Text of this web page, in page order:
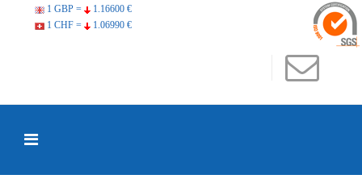
1 GBP =
1.16600 €
1 CHF =
1.06990 €